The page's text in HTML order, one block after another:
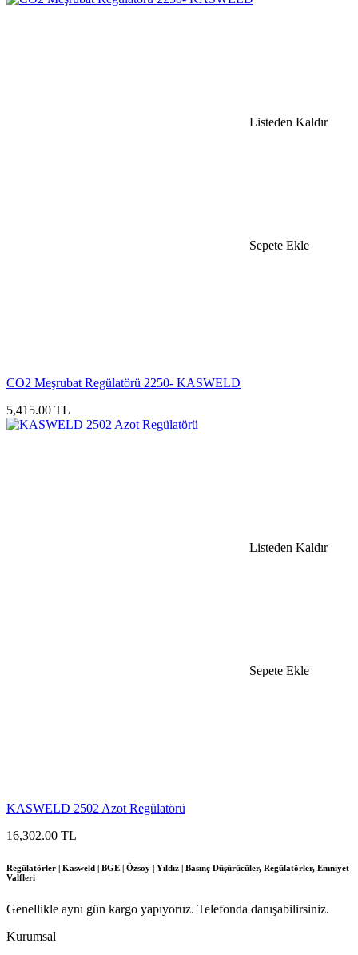
Listeden Kaldır
Sepete Ekle
CO2 Meşrubat Regülatörü 2250- KASWELD
5,415.00 TL
Listeden Kaldır
Sepete Ekle
KASWELD 2502 Azot Regülatörü
16,302.00 TL
Regülatörler | Kasweld | BGE | Özsoy | Yıldız | Basınç Düşürücüler, Regülatörler, Emniyet
Valfleri
Genellikle aynı gün kargo yapıyoruz. Telefonda danışabilirsiniz.
Kurumsal